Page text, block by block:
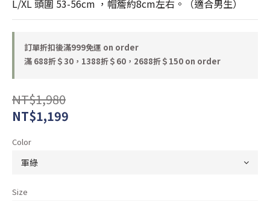
L/XL 頭圍 53-56cm ，帽簷約8cm左右。（適合男生）
訂單折扣後滿999免運 on order
滿 688折＄30，1388折＄60，2688折＄150 on order
NT$1,980
NT$1,199
Color
Size